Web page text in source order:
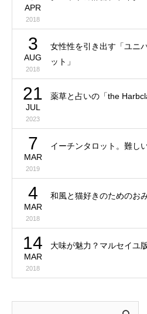
APR
2018
3
AUG
2018
女性性を引き出す「ユニ
ット」
21
JUL
2023
薬草と占いの「the
7
MAR
2019
イーチンタロット。難し
4
MAR
2018
和風と猫好きのためのお
14
MAR
2018
大味が魅力？マルセイユ